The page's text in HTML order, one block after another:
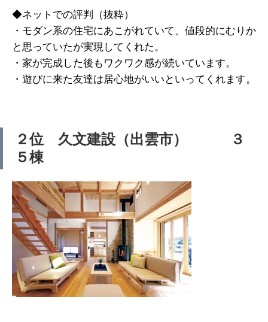
◆ネットでの評判（抜粋）
・モダン系の住宅にあこがれていて、値段的にむりか
と思っていたが実現してくれた。
・家が完成した後もワクワク感が続いています。
・遊びに来た友達は居心地がいいといってくれます。
２位 久文建設（出雲市） ３
５棟